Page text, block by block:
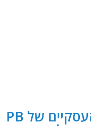
מקצת מ-300 שותפנו העסקיים של PB